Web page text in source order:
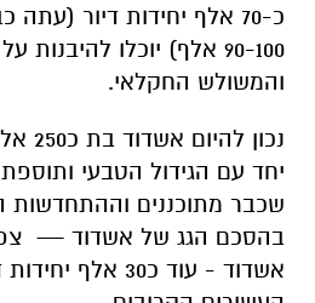
כ-70 אלף יחידות דיור
90-100 אלף) יוכלו
והמשולש החקלאי.
נכון להיום אשדוד בת כ250 אלף תושבים.
יחד עם הגידול הטבעי
שכבר מתוכננים וההתחדשות
בהסכם הגג של אשדוד —